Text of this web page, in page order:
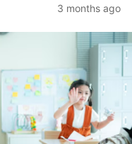
3 months ago